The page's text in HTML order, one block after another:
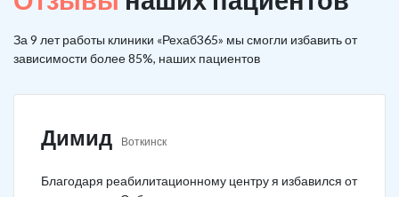
За 9 лет работы клиники «Рехаб365» мы смогли избавить от
зависимости более 85%, наших пациентов
Димид Воткинск
Благодаря реабилитационному центру я избавился от